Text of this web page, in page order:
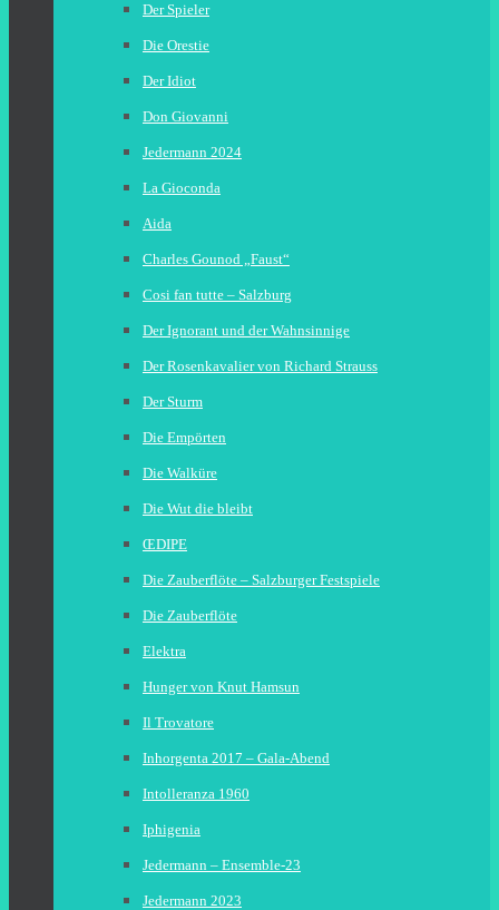
Der Spieler
Die Orestie
Der Idiot
Don Giovanni
Jedermann 2024
La Gioconda
Aida
Charles Gounod „Faust“
Cosi fan tutte – Salzburg
Der Ignorant und der Wahnsinnige
Der Rosenkavalier von Richard Strauss
Der Sturm
Die Empörten
Die Walküre
Die Wut die bleibt
ŒDIPE
Die Zauberflöte – Salzburger Festspiele
Die Zauberflöte
Elektra
Hunger von Knut Hamsun
Il Trovatore
Inhorgenta 2017 – Gala-Abend
Intolleranza 1960
Iphigenia
Jedermann – Ensemble-23
Jedermann 2023